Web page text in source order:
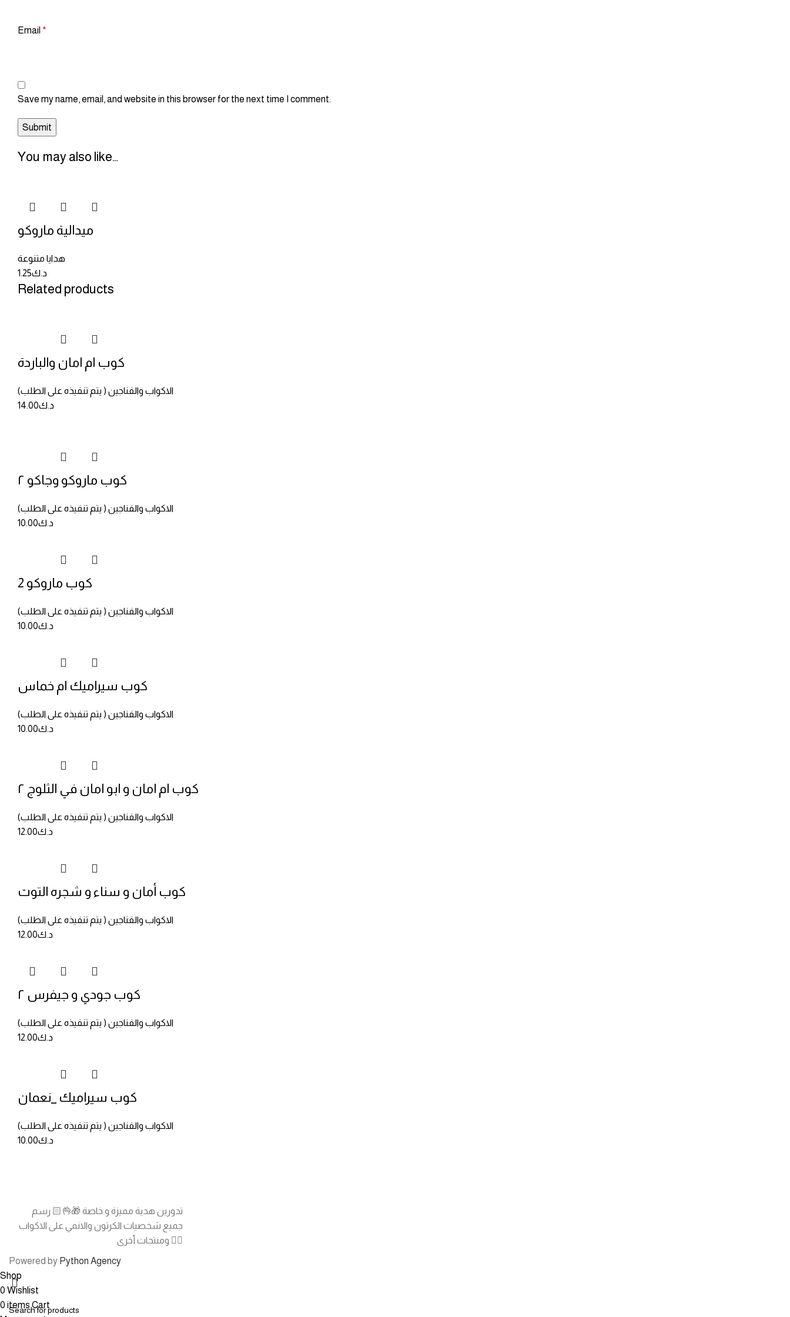
Email *
Save my name, email, and website in this browser for the next time I comment.
You may also like…
ميدالية ماروكو
هدايا متنوعة
د.ك1.25
Related products
كوب ام امان والباردة
الاكواب والفناجين ( يتم تنفيذه على الطلب)
د.ك14.00
كوب ماروكو وجاكو ٢
الاكواب والفناجين ( يتم تنفيذه على الطلب)
د.ك10.00
كوب ماروكو 2
الاكواب والفناجين ( يتم تنفيذه على الطلب)
د.ك10.00
كوب سيراميك ام خماس
الاكواب والفناجين ( يتم تنفيذه على الطلب)
د.ك10.00
كوب ام امان و ابو امان في الثلوج ٢
الاكواب والفناجين ( يتم تنفيذه على الطلب)
د.ك12.00
كوب أمان و سناء و شجره التوت
الاكواب والفناجين ( يتم تنفيذه على الطلب)
د.ك12.00
كوب جودي و جيفرس ٢
الاكواب والفناجين ( يتم تنفيذه على الطلب)
د.ك12.00
كوب سيراميك _نعمان
الاكواب والفناجين ( يتم تنفيذه على الطلب)
د.ك10.00
تدورين هدية مميزة و خاصة 🎁👌🏻 رسم
جميع شخصيات الكرتون والانمي على الاكواب
ومنتجات أخرى 👍🏻
Powered by Python Agency
Shop
0 Wishlist
0 items Cart